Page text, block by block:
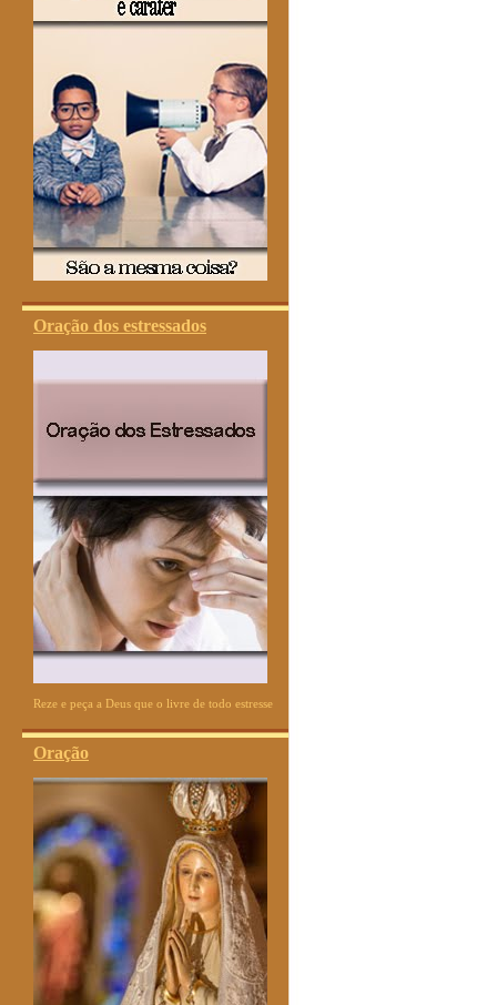
Oração dos estressados
Reze e peça a Deus que o livre de todo estresse
Oração